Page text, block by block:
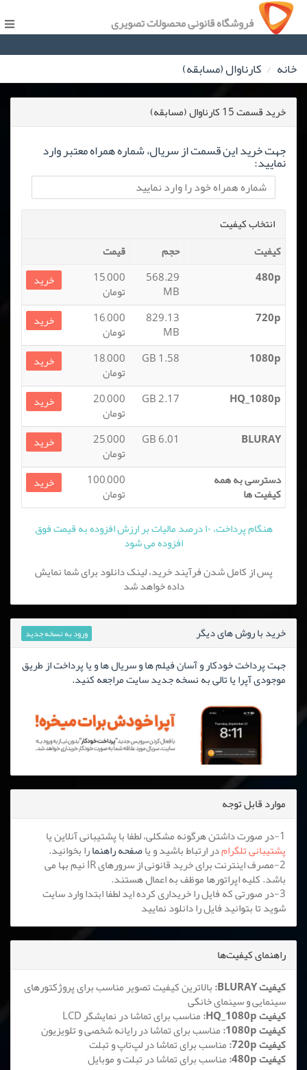
فروشگاه قانونی محصولات تصویری
خانه کارناوال (مسابقه)
خرید قسمت 15 کارناوال (مسابقه)
جهت خرید این قسمت از سریال، شماره همراه معتبر وارد
نمایید:
انتخاب کیفیت
کیفیت
حجم
قیمت
480p
568.29
MB
15,000
تومان
خرید
720p
829.13
MB
16,000
تومان
خرید
1080p
1.58 GB
18,000
تومان
خرید
HQ_1080p
2.17 GB
20,000
تومان
خرید
BLURAY
6.01 GB
25,000
تومان
خرید
دسترسی به همه
کیفیت ها
100,000
تومان
خرید
هنگام پرداخت، ۱۰ درصد مالیات بر ارزش افزوده به قیمت فوق
افزوده می شود
پس از کامل شدن فرآیند خرید، لینک دانلود برای شما نمایش
داده خواهد شد
خرید با روش های دیگر ورود به نسخه جدید
جهت پرداخت خودکار و آسان فیلم ها و سریال ها و یا پرداخت از طریق
موجودی آپرا یا تالی به نسخه جدید سایت مراجعه کنید.
موارد قابل توجه
1-در صورت داشتن هرگونه مشکلی، لطفا با پشتیبانی آنلاین یا
پشتیبانی تلگرامدر ارتباط باشید و یاصفحه راهنمارا بخوانید.
2-مصرف اینترنت برای خرید قانونی از سرورهای IR نیم بها می
باشد. کلیه اپراتورها موظف به اعمال هستند.
3-در صورتی که فایل را خریداری کرده اید لطفا ابتدا وارد سایت
شوید تا بتوانید فایل را دانلود نمایید
راهنمای کیفیت‌ها
کیفیت BLURAY:
بالاترین کیفیت تصویر مناسب برای پروژکتورهای
سینمایی و سینمای خانگی
کیفیت HQ_1080p: مناسب برای تماشا در نمایشگر LCD
کیفیت 1080p: مناسب برای تماشا در رایانه شخصی و تلویزیون
کیفیت 720p: مناسب برای تماشا در لپ‌تاپ و تبلت
کیفیت 480p: مناسب برای تماشا در تبلت و موبایل